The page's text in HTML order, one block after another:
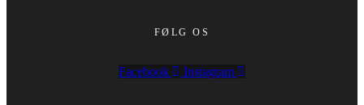
FØLG OS
Facebook Instagram